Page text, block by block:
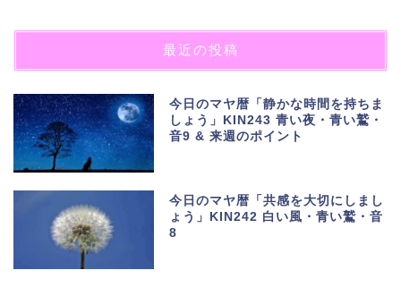
最近の投稿
今日のマヤ暦「静かな時間を持ちま
しょう」KIN243 青い夜・青い鷲・
音9 & 来週のポイント
今日のマヤ暦「共感を大切にしまし
ょう」KIN242 白い風・青い鷲・音
8